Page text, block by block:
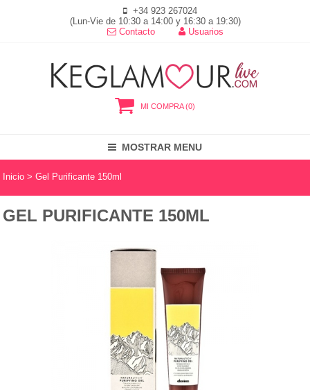
+34 923 267024
(Lun-Vie de 10:30 a 14:00 y 16:30 a 19:30)
Contacto
Usuarios
MI COMPRA (0)
MOSTRAR MENU
Inicio > Gel Purificante 150ml
GEL PURIFICANTE 150ML